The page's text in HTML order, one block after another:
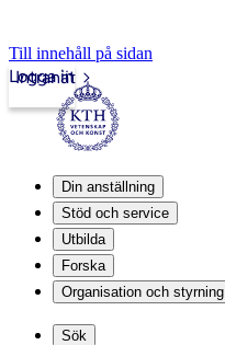
Till innehåll på sidan
Intranät
Logga in
Din anställning
Stöd och service
Utbilda
Forska
Organisation och styrning
Sök